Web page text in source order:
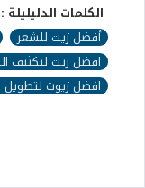
الكلمات الدليليلة :
أفضل زيت للشعر
افضل زيت لتكثيف
افضل زيوت لتطويل